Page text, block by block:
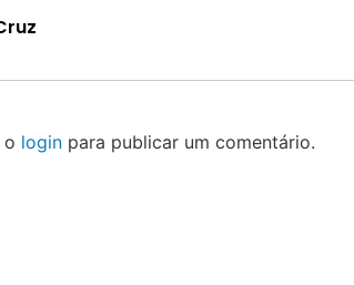
o loginpara publicar um comentário.